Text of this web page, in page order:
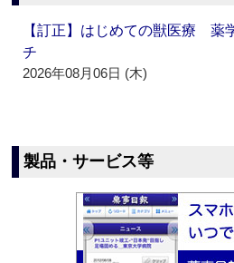
【訂正】はじめての獣医療 薬
チ
2026年08月06日 (木)
製品・サービス等